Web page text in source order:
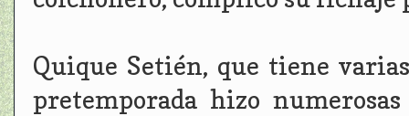
Quique Setién, que tiene
pretemporada hizo